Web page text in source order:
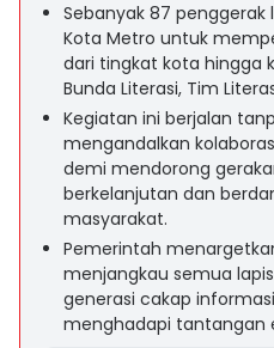
Sebanyak 87 penggerak
Kota Metro untuk
dari tingkat kota hingga
Bunda Literasi, Tim
Kegiatan ini berjalan
mengandalkan
demi mendorong
berkelanjutan dan
masyarakat.
Pemerintah
menjangkau semua
generasi cakap
menghadapi tantangan